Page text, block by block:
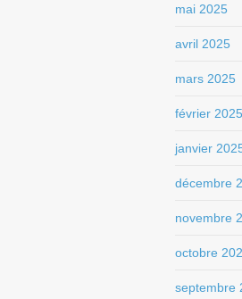
mai 2025
avril 2025
mars 2025
février 2025
janvier
décembre
novembre
octobre
septembre